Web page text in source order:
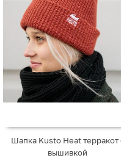
Шапка Kusto Heat терракот
вышивкой